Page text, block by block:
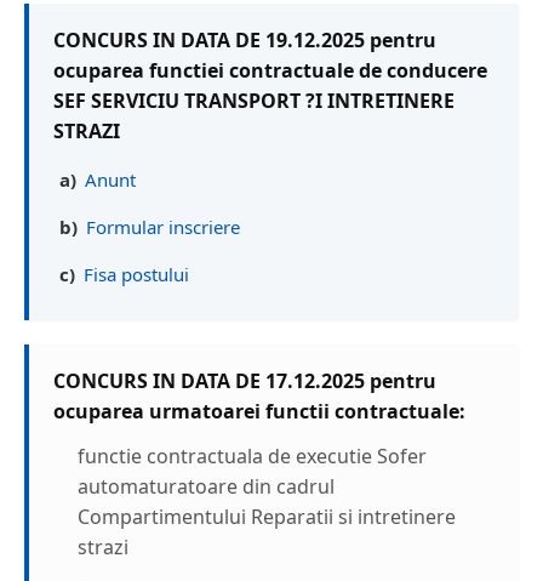
CONCURS IN DATA DE 19.12.2025 pentru
ocuparea functiei contractuale de conducere
SEF SERVICIU TRANSPORT ?I INTRETINERE
STRAZI
a) Anunt
b) Formular inscriere
c) Fisa postului
CONCURS IN DATA DE 17.12.2025 pentru
ocuparea urmatoarei functii contractuale:
functie contractuala de executie Sofer
automaturatoare din cadrul
Compartimentului Reparatii si intretinere
strazi